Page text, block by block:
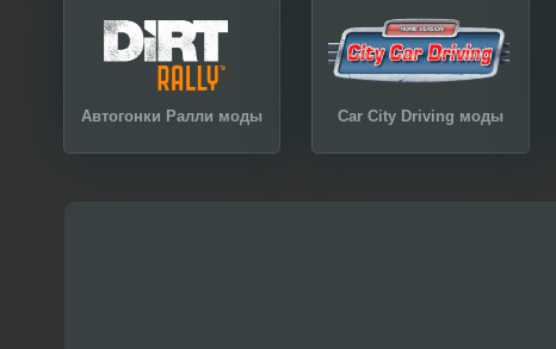
Автогонки Ралли моды Car City Driving моды